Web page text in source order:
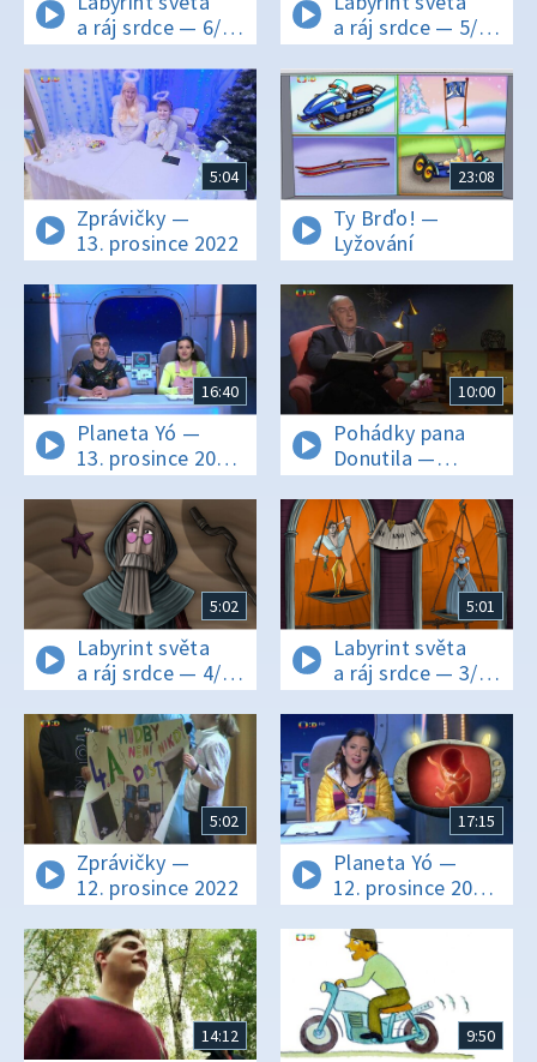
a ráj srdce — 6/24
Cestou
k moudrosti
a ráj srdce — 5/24
Za učeností
k učeným
5:04
Zprávičky —
13. prosince 2022
23:08
Ty Brďo! —
Lyžování
16:40
Planeta Yó —
13. prosince 2022
16:10
10:00
Pohádky pana
Donutila —
Strašidelná
5:02
Labyrint světa
a ráj srdce — 4/24
Devatero
řemesel, desátá
bída
5:01
Labyrint světa
a ráj srdce — 3/24
V Manželské ulici
5:02
Zprávičky —
12. prosince 2022
17:15
Planeta Yó —
12. prosince 2022
16:05
14:12 9:50